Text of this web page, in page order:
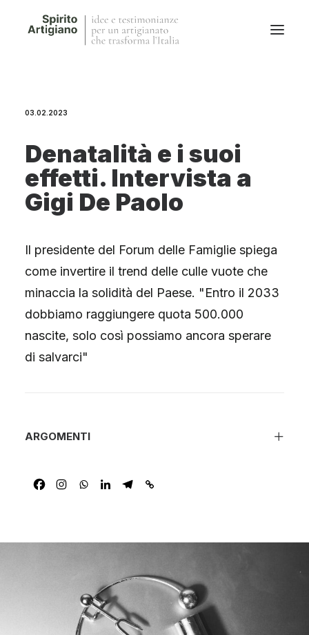
Magazine
QFG
Collaborano con noi
03.02.2023
Denatalità e i suoi
effetti. Intervista a
Gigi De Paolo
Il presidente del Forum delle Famiglie spiega
come invertire il trend delle culle vuote che
minaccia la solidità del Paese. "Entro il 2033
dobbiamo raggiungere quota 500.000
nascite, solo così possiamo ancora sperare
di salvarci"
ARGOMENTI